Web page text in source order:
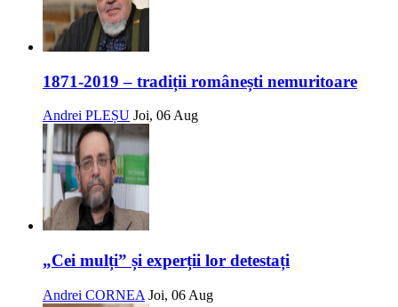
1871-2019 – tradiții românești nemuritoare
Andrei PLEȘU Joi, 06 Aug
„Cei mulți” și experții lor detestați
Andrei CORNEA Joi, 06 Aug